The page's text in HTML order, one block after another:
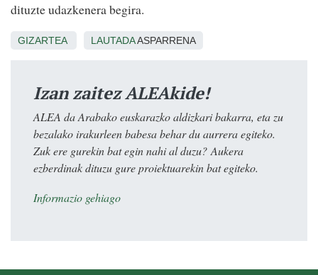
dituzte udazkenera begira.
GIZARTEA LAUTADAASPARRENA
Izan zaitez ALEAkide!
ALEA da Arabako euskarazko aldizkari bakarra, eta zu
bezalako irakurleen babesa behar du aurrera egiteko.
Zuk ere gurekin bat egin nahi al duzu? Aukera
ezberdinak dituzu gure proiektuarekin bat egiteko.
Informazio gehiago